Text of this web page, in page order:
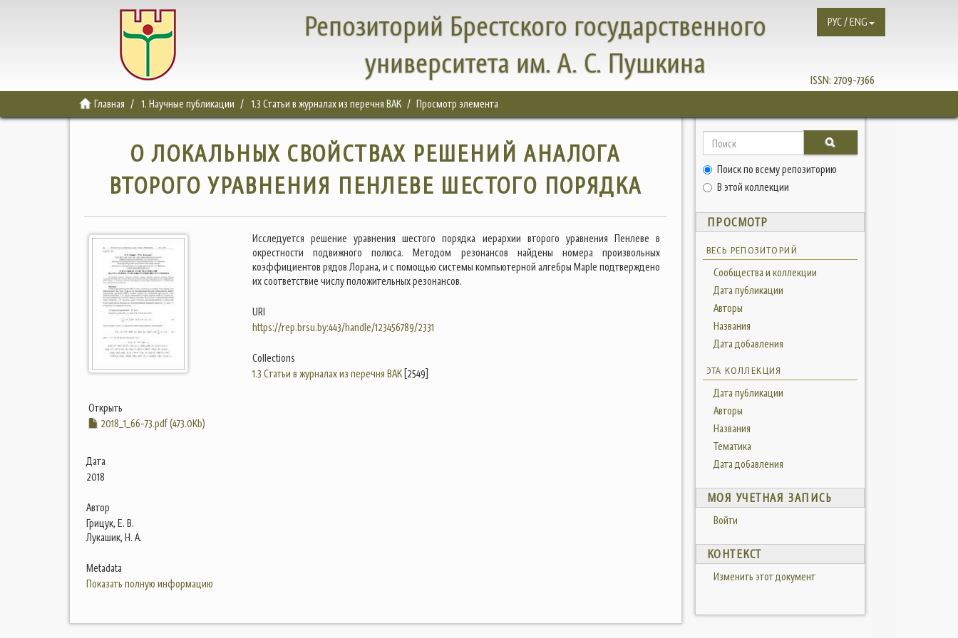
Репозиторий Брестского государственного
университета им. А. С. Пушкина
ISSN: 2709-7366
РУС / ENG
Главная 1. Научные публикации 1.3 Статьи в журналах из перечня ВАК Просмотр элемента
О ЛОКАЛЬНЫХ СВОЙСТВАХ РЕШЕНИЙ АНАЛОГА
ВТОРОГО УРАВНЕНИЯ ПЕНЛЕВЕ ШЕСТОГО ПОРЯДКА
Открыть
2018_1_66-73.pdf (473.0Kb)
Дата
2018
Автор
Грицук, Е. В.
Лукашик, Н. А.
Metadata
Показать полную информацию
Исследуется решение уравнения шестого порядка иерархии второго уравнения Пенлеве в
окрестности подвижного полюса. Методом резонансов найдены номера произвольных
коэффициентов рядов Лорана, и с помощью системы компьютерной алгебры Maple подтверждено
их соответствие числу положительных резонансов.
URI
https://rep.brsu.by:443/handle/123456789/2331
Collections
1.3 Статьи в журналах из перечня ВАК[2549]
Поиск по всему репозиторию
В этой коллекции
ПРОСМОТР
ВЕСЬ РЕПОЗИТОРИЙ
Сообщества и коллекции
Дата публикации
Авторы
Названия
Дата добавления
ЭТА КОЛЛЕКЦИЯ
Дата публикации
Авторы
Названия
Тематика
Дата добавления
МОЯ УЧЕТНАЯ ЗАПИСЬ
Войти
КОНТЕКСТ
Изменить этот документ